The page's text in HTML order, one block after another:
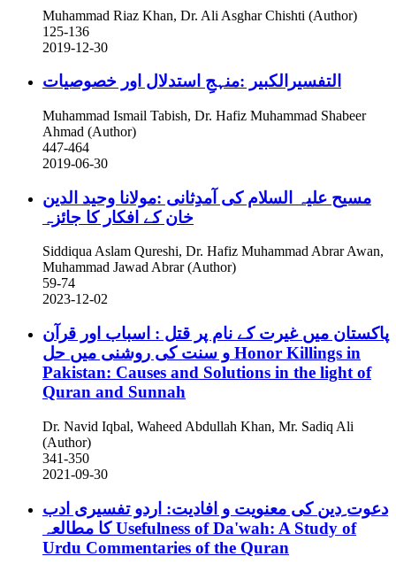
Muhammad Riaz Khan, Dr. Ali Asghar Chishti (Author)
125-136
2019-12-30
التفسیرالکبیر :منہجِ استدلال اور خصوصیات
Muhammad Ismail Tabish, Dr. Hafiz Muhammad Shabeer
Ahmad (Author)
447-464
2019-06-30
مسیح علیہ السلام کی آمدِثانی :مولانا وحید الدین
خان کے افکار کا جائزہ
Siddiqua Aslam Qureshi, Dr. Hafiz Muhammad Abrar Awan,
Muhammad Jawad Abrar (Author)
59-74
2023-12-02
پاکستان میں غیرت کے نام پر قتل : اسباب اور قرآن
Honor Killings in
Pakistan: Causes and Solutions in the light of
Quran and Sunnah
Dr. Navid Iqbal, Waheed Abdullah Khan, Mr. Sadiq Ali
(Author)
341-350
2021-09-30
دعوت ِدین کی معنویت و افادیت: اردو تفسیری ادب
کا مطالعہUsefulness of Da'wah: A Study of
Urdu Commentaries of the Quran